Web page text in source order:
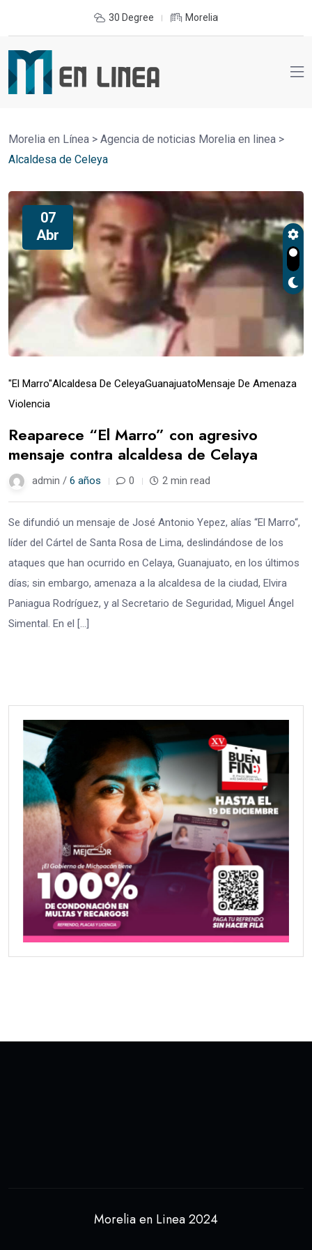
30 Degree Morelia
Morelia en Línea > Agencia de noticias Morelia en linea >
Alcaldesa de Celeya
07
Abr
"El Marro"Alcaldesa De CeleyaGuanajuatoMensaje De Amenaza
Violencia
Reaparece “El Marro” con agresivo
mensaje contra alcaldesa de Celaya
admin / 6 años 0 2 min read
Se difundió un mensaje de José Antonio Yepez, alías “El Marro“,
líder del Cártel de Santa Rosa de Lima, deslindándose de los
ataques que han ocurrido en Celaya, Guanajuato, en los últimos
días; sin embargo, amenaza a la alcaldesa de la ciudad, Elvira
Paniagua Rodríguez, y al Secretario de Seguridad, Miguel Ángel
Simental. En el […]
Morelia en Linea 2024